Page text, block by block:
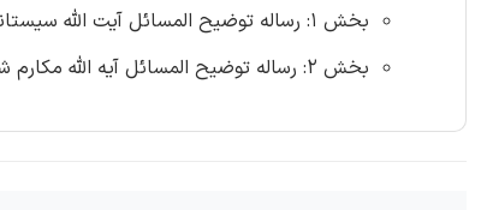
بخش 1: رساله توضیح المسائل آیت الله سیستانی (50 سوال)
بخش 2: رساله توضیح المسائل آیه الله مکارم شیرازی (106 سوال)